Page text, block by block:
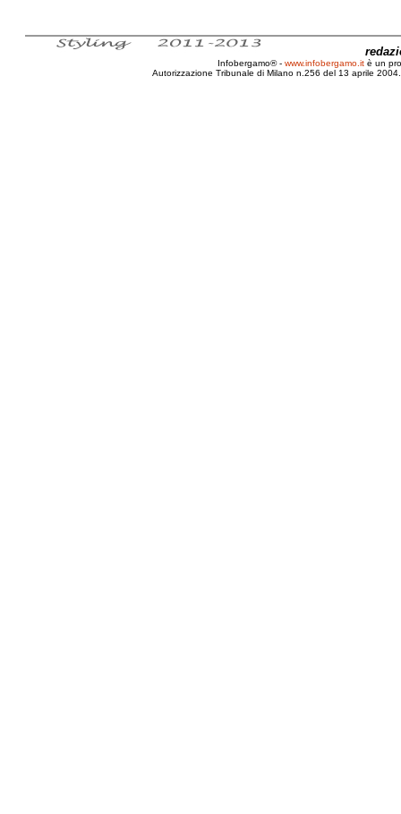
Infobergamo® - www.infobergamo.it è un
Autorizzazione Tribunale di Milano n.256 del 13 aprile